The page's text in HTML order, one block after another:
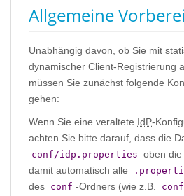
Allgemeine
Unabhängig davon, ob Sie mit
dynamischer Client-Registrierung
müssen Sie zunächst folgende
gehen:
Wenn Sie eine veraltete IdP-
achten Sie bitte darauf, dass die
conf/idp.properties oben die
damit automatisch alle
des conf -Ordners (wie z.B.